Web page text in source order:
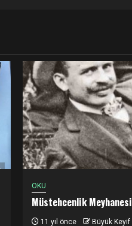
OKU
Müstehcenlik Meyhanesi
11 yıl önce Büyük Keyif